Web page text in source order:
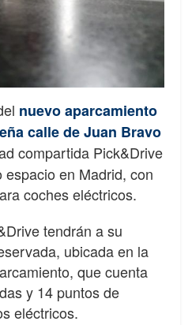
nuevo aparcamiento
calle de Juan Bravo
compartida Pick&Drive
en Madrid, con
coches eléctricos.
tendrán a su
ubicada en la
que cuenta
y 14 puntos de
eléctricos.